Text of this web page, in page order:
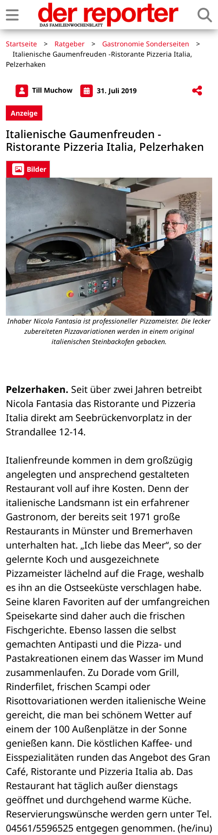
Startseite > Ratgeber > Gastronomie Sonderseiten
>
Italienische Gaumenfreuden -Ristorante Pizzeria Italia,
Pelzerhaken
Till Muchow 31. Juli 2019
Anzeige
Italienische Gaumenfreuden -
Ristorante Pizzeria Italia, Pelzerhaken
Bilder
Inhaber Nicola Fantasia ist professioneller Pizzameister. Die lecker
zubereiteten Pizzavariationen werden in einem original
italienischen Steinbackofen gebacken.
Pelzerhaken. Seit über zwei Jahren betreibt
Nicola Fantasia das Ristorante und Pizzeria
Italia direkt am Seebrückenvorplatz in der
Strandallee 12-14.
Italienfreunde kommen in dem großzügig
angelegten und ansprechend gestalteten
Restaurant voll auf ihre Kosten. Denn der
italienische Landsmann ist ein erfahrener
Gastronom, der bereits seit 1971 große
Restaurants in Münster und Bremerhaven
unterhalten hat. „Ich liebe das Meer“, so der
gelernte Koch und ausgezeichnete
Pizzameister lächelnd auf die Frage, weshalb
es ihn an die Ostseeküste verschlagen habe.
Seine klaren Favoriten auf der umfangreichen
Speisekarte sind daher auch die frischen
Fischgerichte. Ebenso lassen die selbst
gemachten Antipasti und die Pizza- und
Pastakreationen einem das Wasser im Mund
zusammenlaufen. Zu Dorade vom Grill,
Rinderfilet, frischen Scampi oder
Risottovariationen werden italienische Weine
gereicht, die man bei schönem Wetter auf
einem der 100 Außenplätze in der Sonne
genießen kann. Die köstlichen Kaffee- und
Eisspezialitäten runden das Angebot des Gran
Café, Ristorante und Pizzeria Italia ab. Das
Restaurant hat täglich außer dienstags
geöffnet und durchgehend warme Küche.
Reservierungswünsche werden gern unter Tel.
04561/5596525 entgegen genommen. (he/inu)